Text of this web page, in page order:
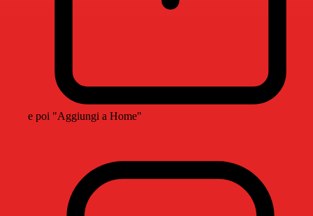
e poi "Aggiungi a Home"